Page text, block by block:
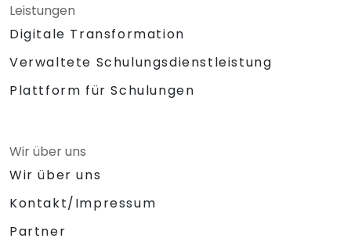
Leistungen
Digitale Transformation
Verwaltete Schulungsdienstleistung
Plattform für Schulungen
Wir über uns
Wir über uns
Kontakt/Impressum
Partner